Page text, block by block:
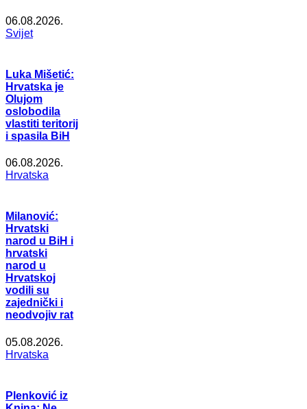
06.08.2026.
Svijet
Luka Mišetić:
Hrvatska je
Olujom
oslobodila
vlastiti teritorij
i spasila BiH
06.08.2026.
Hrvatska
Milanović:
Hrvatski
narod u BiH i
hrvatski
narod u
Hrvatskoj
vodili su
zajednički i
neodvojiv rat
05.08.2026.
Hrvatska
Plenković iz